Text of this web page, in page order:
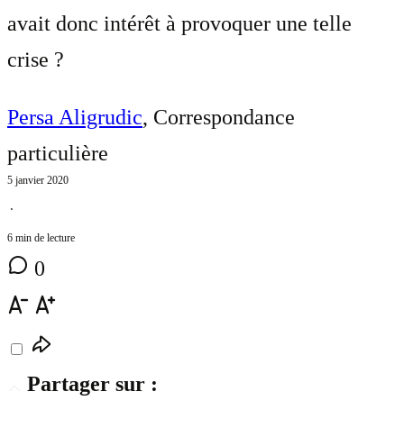
avait donc intérêt à provoquer une telle
crise ?
Persa Aligrudic, Correspondance
particulière
5 janvier 2020
⋅
6 min de lecture
0
Partager sur :